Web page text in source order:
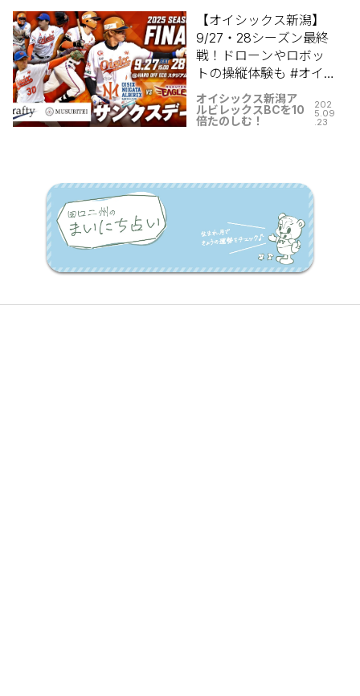
【オイシックス新潟】
9/27・28シーズン最終
戦！ドローンやロボッ
トの操縦体験も #オイ
シックス新潟アルビレ
ックスBC コラム
オイシックス新潟ア
ルビレックスBCを10
倍たのしむ！
202
5.09
.23